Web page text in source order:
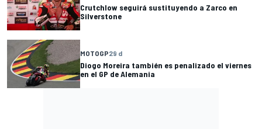
Crutchlow seguirá sustituyendo a Zarco en
Silverstone
MOTOGP29 d
Diogo Moreira también es penalizado el viernes
en el GP de Alemania